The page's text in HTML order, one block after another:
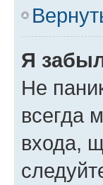
Я
Не
всегда
входа,